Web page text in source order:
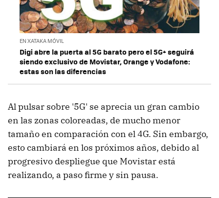
EN XATAKA MÓVIL
Digi abre la puerta al 5G barato pero el 5G+ seguirá
siendo exclusivo de Movistar, Orange y Vodafone:
estas son las diferencias
Al pulsar sobre '5G' se aprecia un gran cambio
en las zonas coloreadas, de mucho menor
tamaño en comparación con el 4G. Sin embargo,
esto cambiará en los próximos años, debido al
progresivo despliegue que Movistar está
realizando, a paso firme y sin pausa.